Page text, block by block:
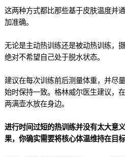
这两种方式都比那些基于皮肤温度并
加准确。
无论是主动热训练还是被动热训练，
绝对不希望自己处于脱水状态。
建议在每次训练前后测量体重，并尽
始时保持一致。格林威尔医生建议，
两满壶水放在身边。
进行时间过短的热训练并没有太大意
果，你确实需要将核心体温维持在目